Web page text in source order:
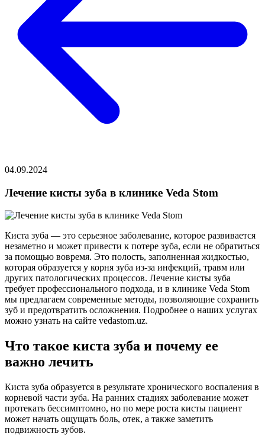
04.09.2024
Лечение кисты зуба в клинике Veda Stom
Киста зуба — это серьезное заболевание, которое развивается
незаметно и может привести к потере зуба, если не обратиться
за помощью вовремя. Это полость, заполненная жидкостью,
которая образуется у корня зуба из-за инфекций, травм или
других патологических процессов. Лечение кисты зуба
требует профессионального подхода, и в клинике Veda Stom
мы предлагаем современные методы, позволяющие сохранить
зуб и предотвратить осложнения. Подробнее о наших услугах
можно узнать на сайте vedastom.uz.
Что такое киста зуба и почему ее
важно лечить
Киста зуба образуется в результате хронического воспаления в
корневой части зуба. На ранних стадиях заболевание может
протекать бессимптомно, но по мере роста кисты пациент
может начать ощущать боль, отек, а также заметить
подвижность зубов.